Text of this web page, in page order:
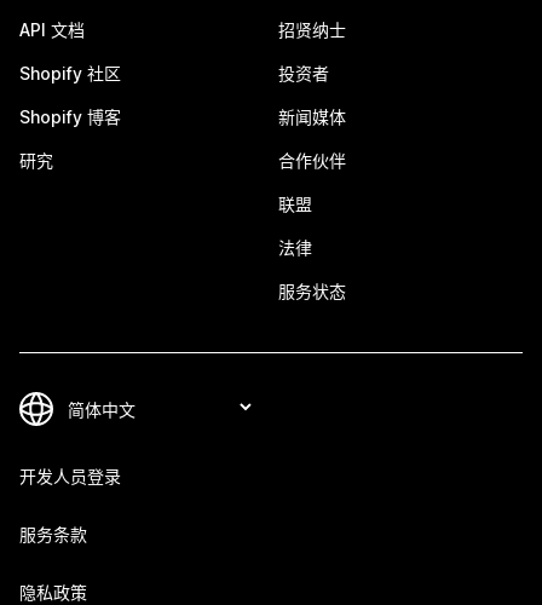
API 文档
Shopify 社区
Shopify 博客
研究
招贤纳士
投资者
新闻媒体
合作伙伴
联盟
法律
服务状态
开发人员登录
服务条款
隐私政策